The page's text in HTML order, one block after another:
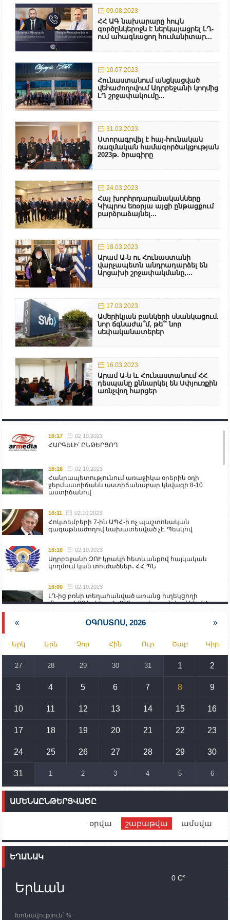
09.08.2023
ՀՀ ԱԳ նախարարը հույն
գործընկերոջն է ներկայացրել ԼՂ-
ում ահագնացող հումանիտար...
10.07.2023
Հունաստանում անցկացված
վեհաժողովում Ադրբեջանի կողմից
ԼՂ շրջափակումը...
31.03.2023
Ստորագրվել է հայ-հունական
ռազմական համագործակցության
2023թ. ծրագիրը
24.03.2023
Հայ խորհրդարանականները
Կիպրոս եռօրյա այցի ընթացքում
բարձրաձայնել...
18.03.2023
Արամ Ա-ն ու Հունաստանի
վարչապետն անդրադարձել են
Արցախի շրջափակմանը,...
17.03.2023
Ամերիկյան բանկերի սնանկացում.
նոր ճգնաժա՞մ, թե՞՝ նոր
սեփականատերեր
16.03.2023
Արամ Ա-ն և Հունաստանում ՀՀ
դեսպանը քննարկել են Սփյուռքին
առնչվող հարցեր
16:17 02.10.2023
ՀԱՐԳԵԼԻ՛ ԸՆԹԵՐՑՈՂ
16:16 02.10.2023
Հանրապետությունում առաջիկա օրերին օդի
ջերմաստիճանն աստիճանաբար կնվազի 8-10
աստիճանով
16:11 02.10.2023
Հոկտեմբերի 7-ին ԱՊՀ-ի ոչ պաշտոնական
գագաթնաժողով նախատեսված չէ. Պեսկով
16:10 02.10.2023
Ադրբեջանի ԶՈՒ կրակի հետևանքով հայկական
կողմում կան տուժածներ․ ՀՀ ՊՆ
16:00 02.10.2023
ԼՂ-ից բռնի տեղահանված առանց ուղեկցողի
մնացած 20 երեխա և 216 տարեց գտնվում են ՀՀ
նախարարության հոգածության ներքո
Իրանը կողմ է տարածաշրջանի համար շահավետ
տրանսպորտային հաղորդակցությունների
զարգացմանը, սակայն ոչ՝ միջազգային
սահմանների փոփոխությանը
15:10 02.10.2023
սպառնալիքները կասեցնելու համար. իսպանացի
պատգամավորը Գորիսում է
14:54 02.10.2023
տեղակայված հայկական դիրքերի անձնակազմի
ունեն. կիպրոսցի խորհրդարանականը՝ Ալեն
Ֆրանսիայի ԱԳ նախարարը կայցելի Հայաստան
պատասխանատուներ կմնան ԼՂ-ում՝ մինչև
որոնողափրկարարական աշխատանքների
11:03
« ՕԳՈՍՏՈՍ, 2026 »
Երկ Երե Չոր Հին Ուր Շաբ Կիր
27 28 29 30 31 1 2
3 4 5 6 7 8 9
10 11 12 13 14 15 16
17 18 19 20 21 22 23
24 25 26 27 28 29 30
31 1 2 3 4 5 6
ԱՄԵՆԱԸՆԹԵՐՑՎԱԾԸ
օրվա շաբաթվա ամսվա
ԵՂԱՆԱԿ
Երևան
Խոնավություն՝ %
0 C°